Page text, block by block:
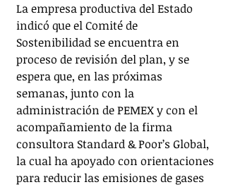
La empresa productiva del Estado
indicó que el Comité de
Sostenibilidad se encuentra en
proceso de revisión del plan, y se
espera que, en las próximas
semanas, junto con la
administración de PEMEX y con el
acompañamiento de la firma
consultora Standard & Poor’s Global,
la cual ha apoyado con orientaciones
para reducir las emisiones de gases